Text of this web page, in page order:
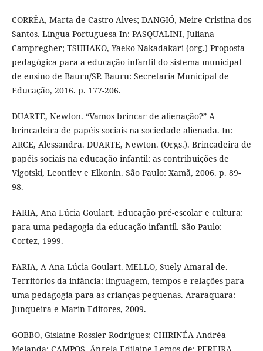
CORRÊA, Marta de Castro Alves; DANGIÓ, Meire Cristina dos
Santos. Língua Portuguesa In: PASQUALINI, Juliana
Campregher; TSUHAKO, Yaeko Nakadakari (org.) Proposta
pedagógica para a educação infantil do sistema municipal
de ensino de Bauru/SP. Bauru: Secretaria Municipal de
Educação, 2016. p. 177-206.
DUARTE, Newton. “Vamos brincar de alienação?” A
brincadeira de papéis sociais na sociedade alienada. In:
ARCE, Alessandra. DUARTE, Newton. (Orgs.). Brincadeira de
papéis sociais na educação infantil: as contribuições de
Vigotski, Leontiev e Elkonin. São Paulo: Xamã, 2006. p. 89-
98.
FARIA, Ana Lúcia Goulart. Educação pré-escolar e cultura:
para uma pedagogia da educação infantil. São Paulo:
Cortez, 1999.
FARIA, A Ana Lúcia Goulart. MELLO, Suely Amaral de.
Territórios da infância: linguagem, tempos e relações para
uma pedagogia para as crianças pequenas. Araraquara:
Junqueira e Marin Editores, 2009.
GOBBO, Gislaine Rossler Rodrigues; CHIRINÉA Andréa